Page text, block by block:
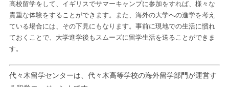
高校留学をして、イギリスでサマーキャンプに参加をすれば、様々な
貴重な体験をすることができます。また、海外の大学への進学を考え
ている場合には、その下見にもなります。事前に現地での生活に慣れ
ておくことで、大学進学後もスムーズに留学生活を送ることができま
す。
代々木留学センターは、代々木高等学校の海外留学部門が運営す